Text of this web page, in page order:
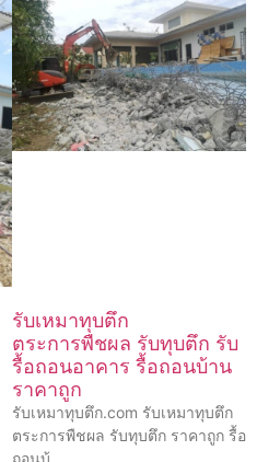
รับเหมาทุบตึก
ตระการพืชผล รับทุบตึก รับ
รื้อถอนอาคาร รื้อถอนบ้าน
ราคาถูก
รับเหมาทุบตึก.com รับเหมาทุบตึก
ตระการพืชผล รับทุบตึก ราคาถูก รื้อ